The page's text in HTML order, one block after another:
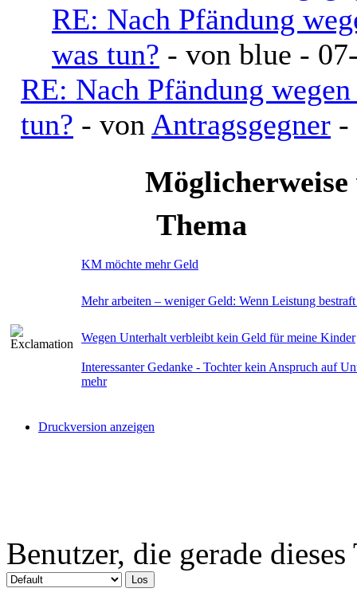
RE: Nach Pfändung
was tun? - von blue -
RE: Nach Pfändung
tun? - von Antragsgegner -
Thema
KM möchte mehr Geld
Mehr arbeiten – weniger Geld: Wenn Leistung
Wegen Unterhalt verbleibt kein Geld für meine Kinder
Interessanter Gedanke - Tochter kein Anspruch auf
mehr
Druckversion anzeigen
Benutzer, die gerade